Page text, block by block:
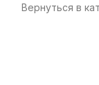
Вернуться в